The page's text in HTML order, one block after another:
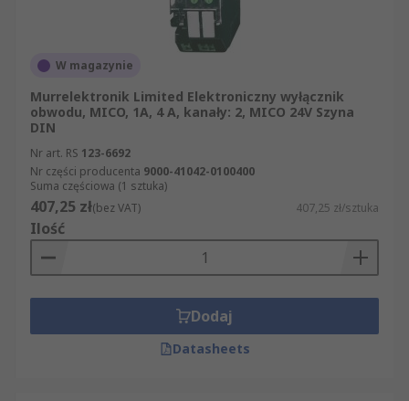
W magazynie
Murrelektronik Limited Elektroniczny wyłącznik
obwodu, MICO, 1A, 4 A, kanały: 2, MICO 24V Szyna
DIN
Nr art. RS 123-6692
Nr części producenta 9000-41042-0100400
Suma częściowa (1 sztuka)
407,25 zł(bez VAT) 407,25 zł/sztuka
Ilość
Dodaj
Datasheets